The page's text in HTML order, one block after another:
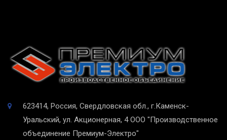
623414, Россия, Свердловская обл., г.Каменск-
Уральский, ул. Акционерная, 4 ООО "Производственное
объединение Премиум-Электро"